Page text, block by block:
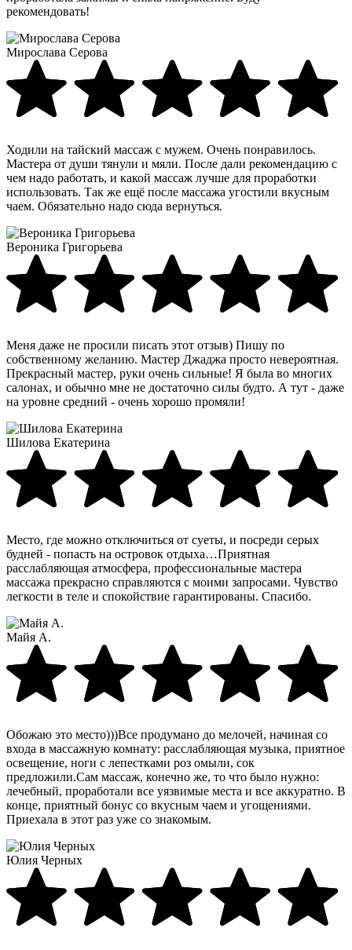
рекомендовать!
Мирослава Серова
Ходили на тайский массаж с мужем. Очень понравилось.
Мастера от души тянули и мяли. После дали рекомендацию с
чем надо работать, и какой массаж лучше для проработки
использовать. Так же ещё после массажа угостили вкусным
чаем. Обязательно надо сюда вернуться.
Вероника Григорьева
Меня даже не просили писать этот отзыв) Пишу по
собственному желанию. Мастер Джаджа просто невероятная.
Прекрасный мастер, руки очень сильные! Я была во многих
салонах, и обычно мне не достаточно силы будто. А тут - даже
на уровне средний - очень хорошо промяли!
Шилова Екатерина
Место, где можно отключиться от суеты, и посреди серых
будней - попасть на островок отдыха…Приятная
расслабляющая атмосфера, профессиональные мастера
массажа прекрасно справляются с моими запросами. Чувство
легкости в теле и спокойствие гарантированы. Спасибо.
Майя А.
Обожаю это место)))Все продумано до мелочей, начиная со
входа в массажную комнату: расслабляющая музыка, приятное
освещение, ноги с лепестками роз омыли, сок
предложили.Сам массаж, конечно же, то что было нужно:
лечебный, проработали все уязвимые места и все аккуратно. В
конце, приятный бонус со вкусным чаем и угощениями.
Приехала в этот раз уже со знакомым.
Юлия Черных